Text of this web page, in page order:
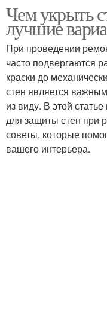
Чем укрыть
лучшие
При проведении
часто подвергаются
краски до
стен является
из виду. В этой
для защиты стен при
советы, которые
вашего интерьера.